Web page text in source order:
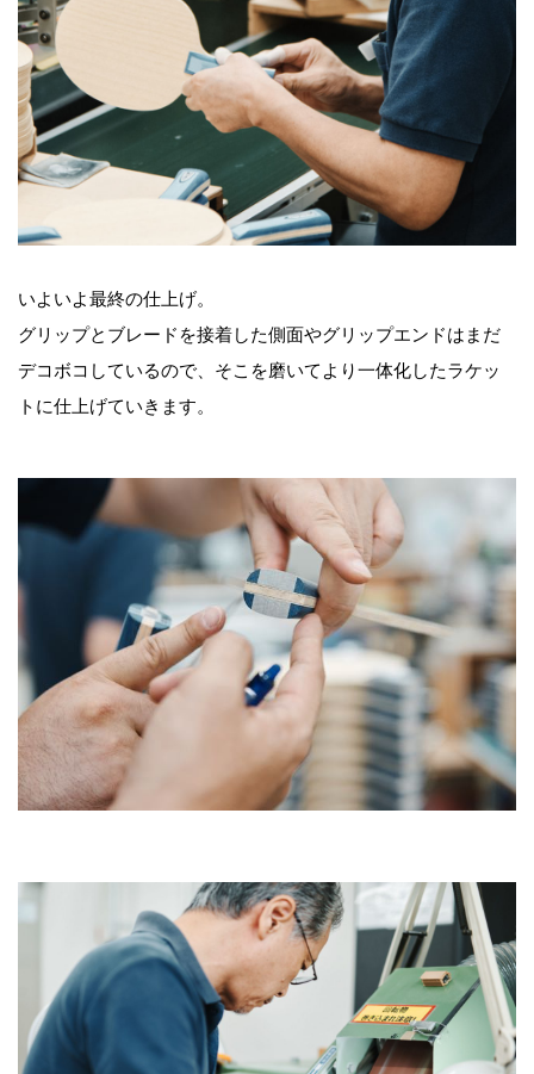
いよいよ最終の仕上げ。
グリップとブレードを接着した側面やグリップエンドはまだ
デコボコしているので、そこを磨いてより一体化したラケッ
トに仕上げていきます。